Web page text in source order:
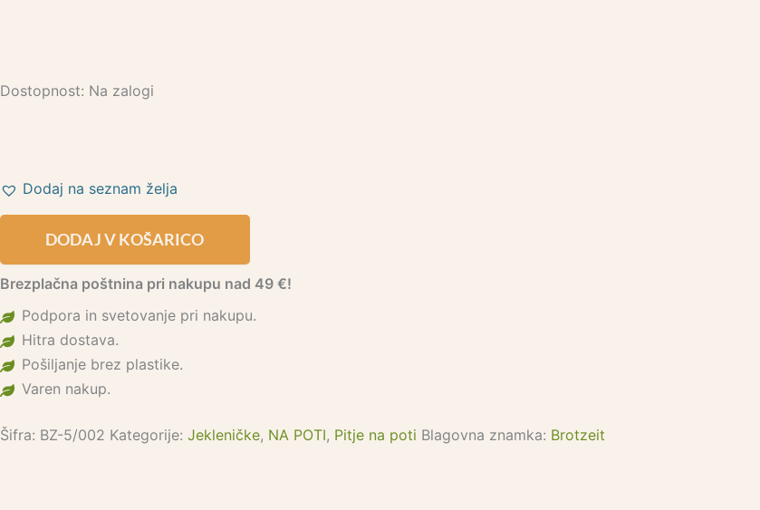
Dostopnost: Na zalogi
Dodaj na seznam želja
DODAJ V KOŠARICO
Brezplačna poštnina pri nakupu nad 49 €!
Podpora in svetovanje pri nakupu.
Hitra dostava.
Pošiljanje brez plastike.
Varen nakup.
Šifra: BZ-5/002 Kategorije: Jekleničke, NA POTI, Pitje na poti Blagovna znamka: Brotzeit